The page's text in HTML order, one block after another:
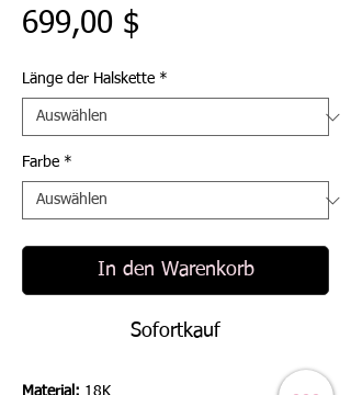
699,00 $
Länge der Halskette *
Farbe *
In den Warenkorb
Sofortkauf
Material: 18K